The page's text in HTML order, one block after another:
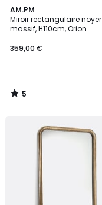
AM.PM
Miroir rectangulaire noyer
massif, H110cm, Orion
€.
359,00 €
5
/
5
5
/